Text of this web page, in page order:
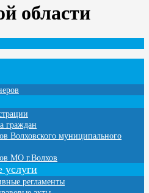
области
граждан
Волховского муниципального
МО г.Волхов
регламенты